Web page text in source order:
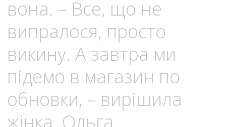
вона. – Все, що не
випралося, просто
викину. А завтра ми
підемо в магазин по
обновки, – вирішила
жінка. Ольга